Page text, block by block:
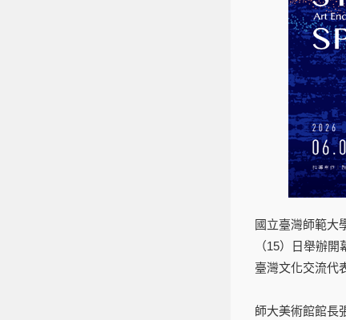
國立臺灣師範大
（15）日舉辦
臺灣文化交流代
師大美術館館長